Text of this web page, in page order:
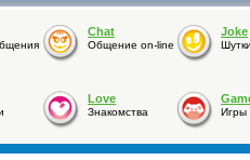
Chat
Общение on-line
Joke
Love
Знакомства Игры